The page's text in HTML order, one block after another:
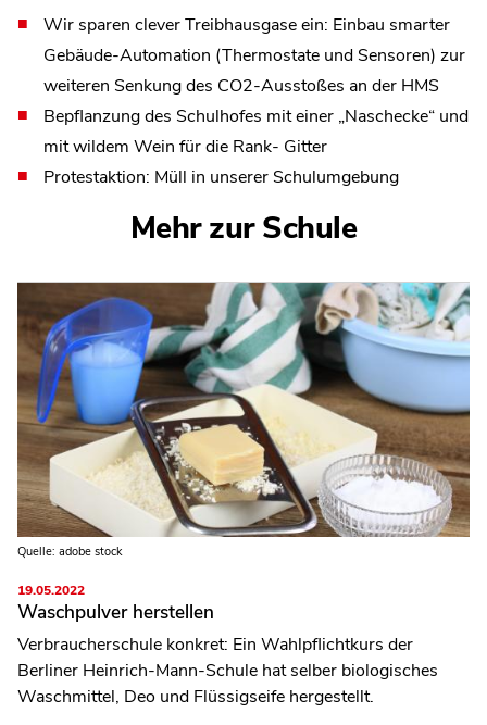
Wir sparen clever Treibhausgase ein: Einbau smarter
Gebäude-Automation (Thermostate und Sensoren) zur
weiteren Senkung des CO2-Ausstoßes an der HMS
Bepflanzung des Schulhofes mit einer „Naschecke“ und
mit wildem Wein für die Rank- Gitter
Protestaktion: Müll in unserer Schulumgebung
Mehr zur Schule
Quelle: adobe stock
19.05.2022
Waschpulver herstellen
Verbraucherschule konkret: Ein Wahlpflichtkurs der
Berliner Heinrich-Mann-Schule hat selber biologisches
Waschmittel, Deo und Flüssigseife hergestellt.